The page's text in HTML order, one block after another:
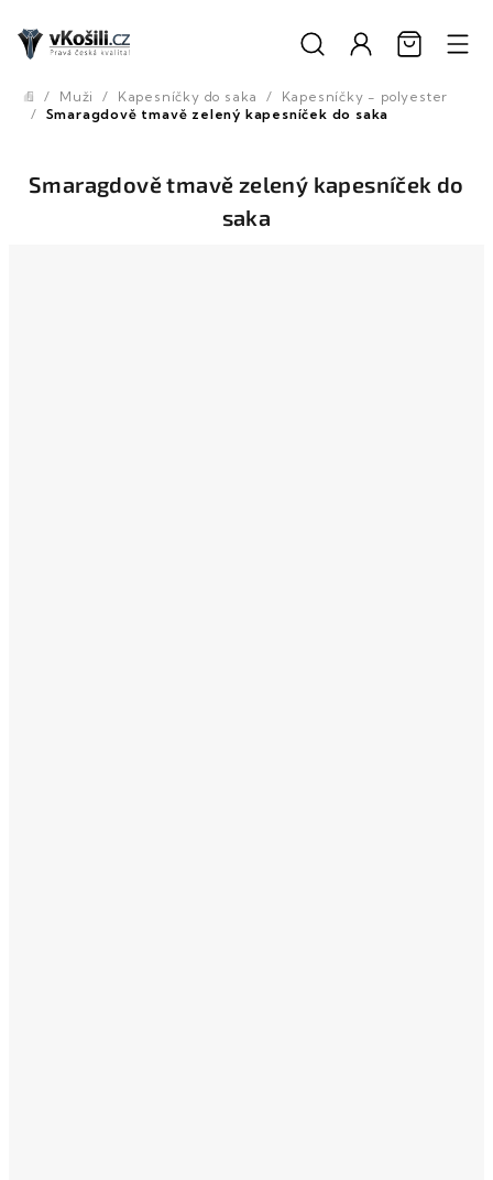
obsah
Domů
/ Muži / Kapesníčky do saka /
Kapesníčky - polyester
/ Smaragdově tmavě zelený kapesníček do saka
Smaragdově tmavě zelený kapesníček do
saka